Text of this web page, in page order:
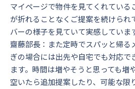
マイページで物件を見てくれている
が折れることなくご提案を続けられ
バーの様子を見ていて実感していま
齋藤部長：また定時でスパッと帰る
ぎの場合には出先や自宅でも対応で
ます。時間は増やそうと思っても増
空いたら追加提案したり、可能な限